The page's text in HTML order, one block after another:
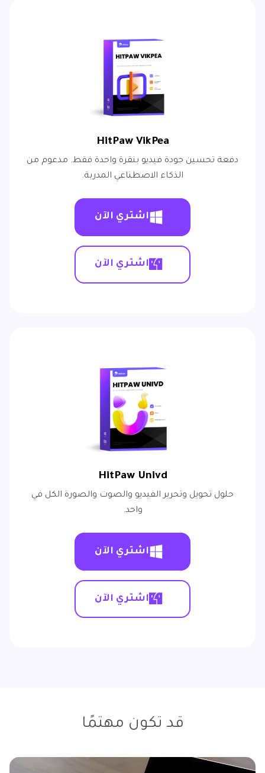
HitPaw VikPea
دفعة تحسين جودة فيديو بنقرة واحدة فقط. مدعوم من
الذكاء الاصطناعي المدربة.
اشتري الآن
اشتري الآن
HitPaw Univd
حلول تحويل وتحرير الفيديو والصوت والصورة الكل في
واحد.
اشتري الآن
اشتري الآن
قد تكون مهتمًا